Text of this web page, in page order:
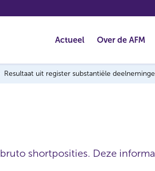
Actueel Over de AFM
Resultaat uit register substantiële
shortposities. Deze